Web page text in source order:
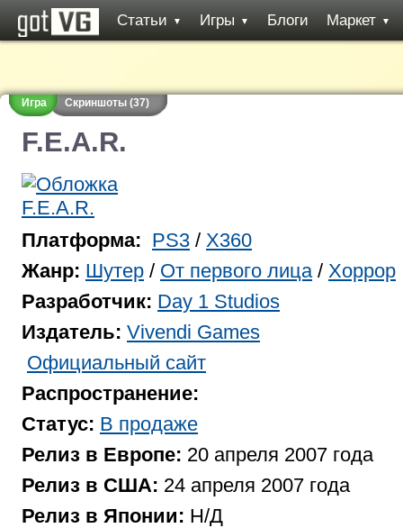
Статьи ▼ Игры ▼ Блоги Маркет ▼
Игра Скриншоты (37)
F.E.A.R.
Платформа: PS3 / X360
Жанр: Шутер / От первого лица/ Хоррор
Разработчик: Day 1 Studios
Издатель: Vivendi Games
Официальный сайт
Распространение:
Статус: В продаже
Релиз в Европе: 20 апреля 2007 года
Релиз в США: 24 апреля 2007 года
Релиз в Японии: Н/Д